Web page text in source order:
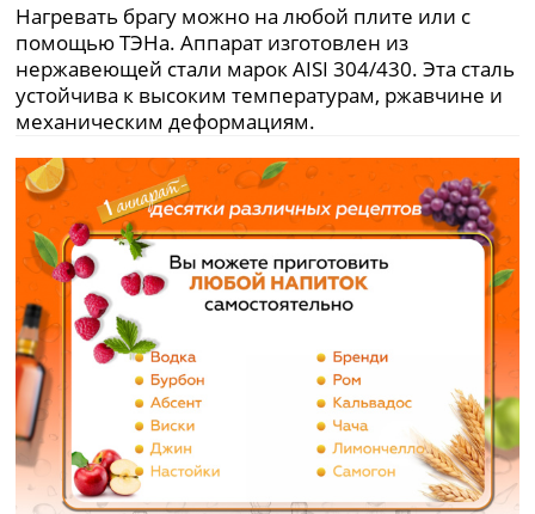
Нагревать брагу можно на любой плите или с
помощью ТЭНа. Аппарат изготовлен из
нержавеющей стали марок AISI 304/430. Эта сталь
устойчива к высоким температурам, ржавчине и
механическим деформациям.